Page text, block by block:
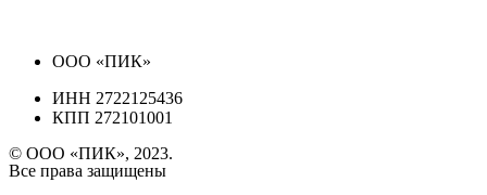
ООО «ПИК»
ИНН 2722125436
КПП 272101001
© ООО «ПИК», 2023.
Все права защищены